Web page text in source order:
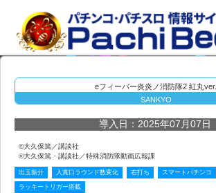
eフィーバー炎炎ノ消防隊2 紅丸ver.
SANKYO
導入日：2025年07月07日
©大久保篤／講談社
©大久保篤・講談社／特殊消防隊動画広報課
出玉振分 入賞口ラウンド数変化 右打ち スマートパチンコ
ラッキートリガー搭載